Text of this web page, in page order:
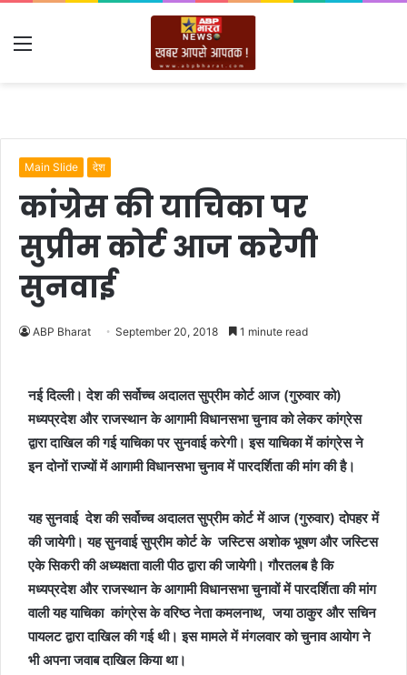
Menu
Main Slide देश
कांग्रेस की याचिका पर
सुप्रीम कोर्ट आज करेगी
सुनवाई
ABP Bharat September 20, 2018 1 minute read
नई दिल्ली। देश की सर्वोच्च अदालत सुप्रीम कोर्ट आज (गुरुवार को)
मध्यप्रदेश और राजस्थान के आगामी विधानसभा चुनाव को लेकर कांग्रेस
द्वारा दाखिल की गई याचिका पर सुनवाई करेगी। इस याचिका में कांग्रेस ने
इन दोनों राज्यों में आगामी विधानसभा चुनाव में पारदर्शिता की मांग की है।
यह सुनवाई देश की सर्वोच्च अदालत सुप्रीम कोर्ट में आज (गुरुवार) दोपहर में
की जायेगी। यह सुनवाई सुप्रीम कोर्ट के जस्टिस अशोक भूषण और जस्टिस
एके सिकरी की अध्यक्षता वाली पीठ द्वारा की जायेगी। गौरतलब है कि
मध्यप्रदेश और राजस्थान के आगामी विधानसभा चुनावों में पारदर्शिता की मांग
वाली यह याचिका कांग्रेस के वरिष्ठ नेता कमलनाथ, जया ठाकुर और सचिन
पायलट द्वारा दाखिल की गई थी। इस मामले में मंगलवार को चुनाव आयोग ने
भी अपना जवाब दाखिल किया था।